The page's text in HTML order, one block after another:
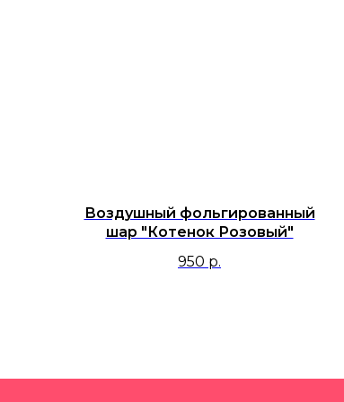
Воздушный фольгированный
шар "Котенок Розовый"
950 р.